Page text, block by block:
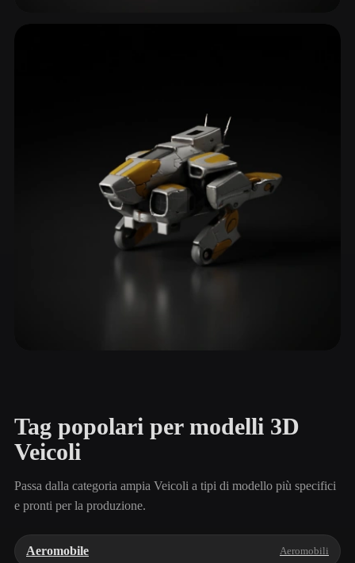
Tag popolari per modelli 3D
Veicoli
Passa dalla categoria ampia Veicoli a tipi di modello più specifici
e pronti per la produzione.
Aeromobile Aeromobili